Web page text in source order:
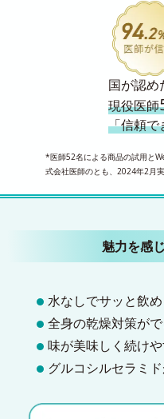
国が認め
現役医師
「信頼で
*医師52名による商品の試用と
式会社医師のとも、2024年2月実
魅力を感
水なしでサッと飲め
全身の乾燥対策が
味が美味しく続け
グルコシルセラミ